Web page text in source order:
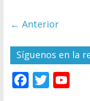
← Anterior
Síguenos en la
F T Y